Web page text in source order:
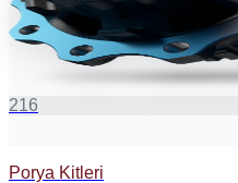
216
Porya Kitleri